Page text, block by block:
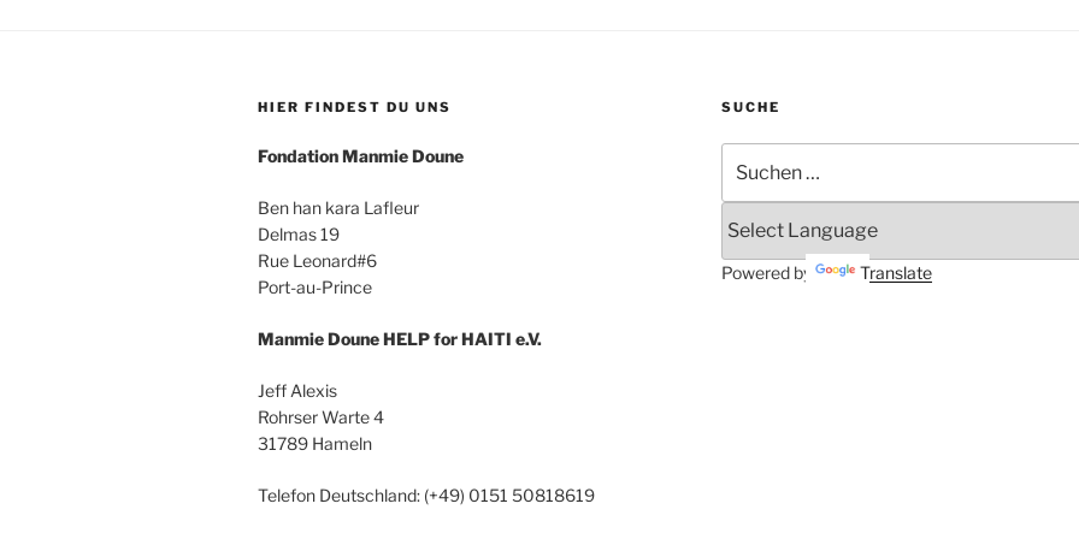
HIER FINDEST DU UNS
Fondation Manmie Doune
Ben han kara Lafleur
Delmas 19
Rue Leonard#6
Port-au-Prince
Manmie Doune HELP for HAITI e.V.
Jeff Alexis
Rohrser Warte 4
31789 Hameln
Telefon Deutschland: (+49) 0151 50818619
SUCHE
nach:
Powered by Translate